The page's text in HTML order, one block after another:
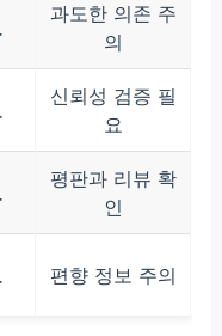
과도한 의존 주
의
신뢰성 검증 필
요
평판과 리뷰 확
인
편향 정보 주의